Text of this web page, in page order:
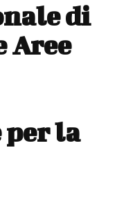
di
Aree
la